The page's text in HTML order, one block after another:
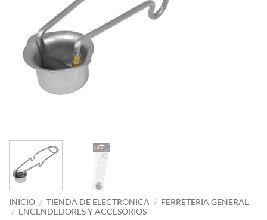
INICIO / TIENDA DE ELECTRÓNICA / FERRETERIA GENERAL
/ ENCENDEDORES Y ACCESORIOS